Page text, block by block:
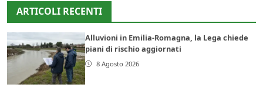
ARTICOLI RECENTI
Alluvioni in Emilia-Romagna, la Lega chiede
piani di rischio aggiornati
8 Agosto 2026